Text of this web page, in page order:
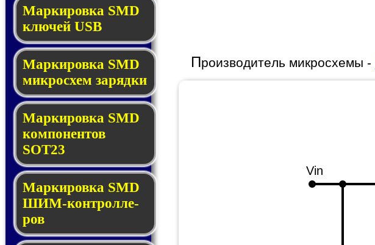
Маркировка SMD
клю­чей USB
Маркировка SMD
мик­рос­хем за­ряд­ки
Маркировка SMD
ком­по­нен­тов
SOT23
Маркировка SMD
ШИМ-кон­трол­ле­
ров
Производитель микросхемы -
Vin